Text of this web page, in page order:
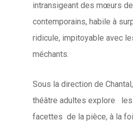
intransigeant des mœurs
contemporains, habile à
ridicule, impitoyable avec
méchants.
Sous la direction de
théâtre adultes explore
facettes de la pièce, à la